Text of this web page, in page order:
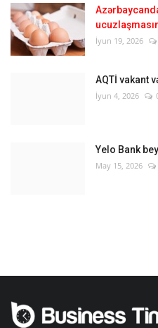
İyun 19, 2026
AQTİ vakant
İyun 4, 2026
Yelo Bank
May 15, 2026